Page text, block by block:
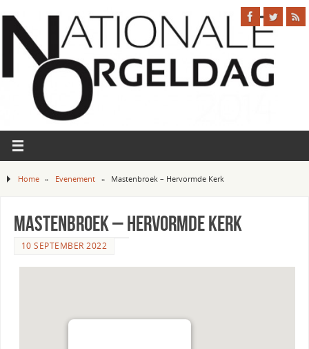
Home » Evenement » Mastenbroek – Hervormde Kerk
Mastenbroek – Hervormde Kerk
10 SEPTEMBER 2022